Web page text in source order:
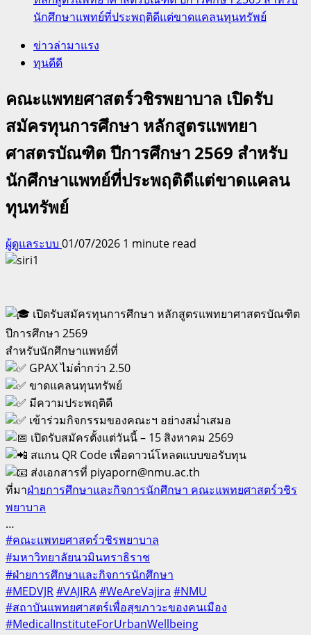
นักศึกษาแพทย์ที่ประพฤติดีแต่ขาดแคลนทุนทรัพย์
ข่าวล่ามาแรง
ทุนดีดี
คณะแพทยศาสตร์วชิรพยาบาล เปิดรับ
สมัครทุนการศึกษา หลักสูตรแพทยา
ศาสตรบัณฑิต ปีการศึกษา 2569 สำหรับ
นักศึกษาแพทย์ที่ประพฤติดีแต่ขาดแคลน
ทุนทรัพย์
ผู้ดูแลระบบ 01/07/2026 1 minute read
เปิดรับสมัครทุนการศึกษา หลักสูตรแพทยาศาสตรบัณฑิต
ปีการศึกษา 2569
สำหรับนักศึกษาแพทย์ที่
GPAX ไม่ต่ำกว่า 2.50
ขาดแคลนทุนทรัพย์
มีความประพฤติดี
เข้าร่วมกิจกรรมของคณะฯ อย่างสม่ำเสมอ
เปิดรับสมัครตั้งแต่วันนี้ – 15 สิงหาคม 2569
สแกน QR Code เพื่อดาวน์โหลดแบบขอรับทุน
ส่งเอกสารที่ piyaporn@nmu.ac.th
ที่มาฝ่ายการศึกษาและกิจการนักศึกษา คณะแพทยศาสตร์วชิร
พยาบาล
…
#คณะแพทยศาสตร์วชิรพยาบาล
#มหาวิทยาลัยนวมินทราธิราช
#ฝ่ายการศึกษาและกิจการนักศึกษา
#MEDVJR#VAJIRA#WeAreVajira #NMU
#สถาบันแพทยศาสตร์เพื่อสุขภาวะของคนเมือง
#MedicalInstituteForUrbanWellbeing